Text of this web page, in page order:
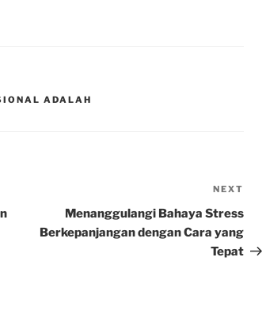
ADALAH
Post
NEXT
Menanggulangi Bahaya Stress
Berkepanjangan dengan Cara yang
Tepat